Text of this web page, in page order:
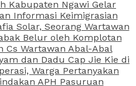
Kabupaten Ngawi Gelar
Informasi Keimigrasian
Solar, Seorang Wartawan
Belur oleh Komplotan
Cs Wartawan Abal-Abal
dan Dadu Cap Jie Kie di
Warga Pertanyakan
APH Pasuruan